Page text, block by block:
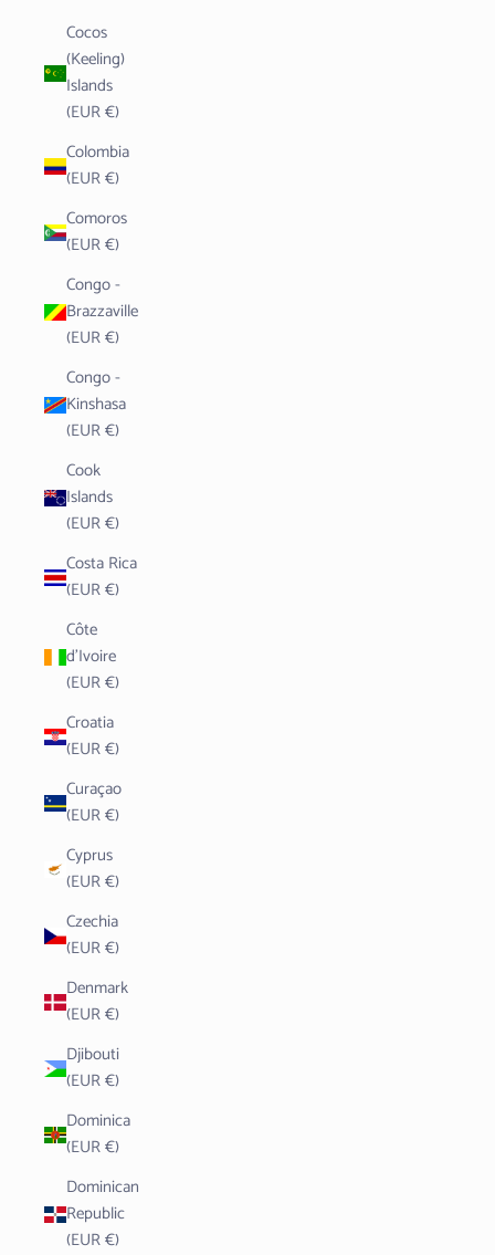
Cocos
(Keeling)
Islands
(EUR €)
Colombia
(EUR €)
Comoros
(EUR €)
Congo -
Brazzaville
(EUR €)
Congo -
Kinshasa
(EUR €)
Cook
Islands
(EUR €)
Costa Rica
(EUR €)
Côte
d’Ivoire
(EUR €)
Croatia
(EUR €)
Curaçao
(EUR €)
Cyprus
(EUR €)
Czechia
(EUR €)
Denmark
(EUR €)
Djibouti
(EUR €)
Dominica
(EUR €)
Dominican
Republic
(EUR €)